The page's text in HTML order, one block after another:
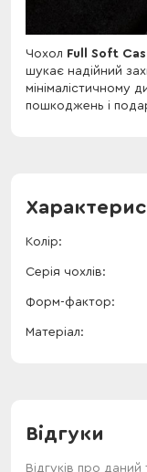
Чохол Full Soft
шукає надійний
мінімалістичному
пошкоджень і
Колір
Серія чохлів
Форм-фактор
Матеріал
Відгуки
Відгуків про